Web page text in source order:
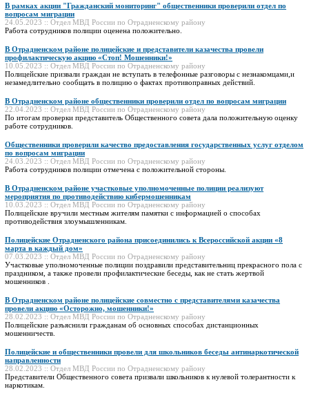
В рамках акции "Гражданский мониторинг" общественники проверили отдел по
вопросам миграции
24.05.2023 :: Отдел МВД России по Отрадненскому району
Работа сотрудников полиции оценена положительно.
В Отрадненском районе полицейские и представители казачества провели
профилактическую акцию «Стоп! Мошенники!»
10.05.2023 :: Отдел МВД России по Отрадненскому району
Полицейские призвали граждан не вступать в телефонные разговоры с незнакомцами,и
незамедлительно сообщать в полицию о фактах противоправных действий.
В Отрадненском районе общественники проверили отдел по вопросам миграции
22.04.2023 :: Отдел МВД России по Отрадненскому району
По итогам проверки представитель Общественного совета дала положительную оценку
работе сотрудников.
Общественники проверили качество предоставления государственных услуг отделом
по вопросам миграции
24.03.2023 :: Отдел МВД России по Отрадненскому району
Работа сотрудников полиции отмечена с положительной стороны.
В Отрадненском районе участковые уполномоченные полиции реализуют
мероприятия по противодействию кибермошенникам
10.03.2023 :: Отдел МВД России по Отрадненскому району
Полицейские вручили местным жителям памятки с информацией о способах
противодействия злоумышленникам.
Полицейские Отрадненского района присоединились к Всероссийской акции «8
марта в каждый дом»
07.03.2023 :: Отдел МВД России по Отрадненскому району
Участковые уполномоченные полиции поздравили представительниц прекрасного пола с
праздником, а также провели профилактические беседы, как не стать жертвой
мошенников .
В Отрадненском районе полицейские совместно с представителями казачества
провели акцию «Осторожно, мошенники!»
28.02.2023 :: Отдел МВД России по Отрадненскому району
Полицейские разъяснили гражданам об основных способах дистанционных
мошенничеств.
Полицейские и общественники провели для школьников беседы антинаркотической
направленности
28.02.2023 :: Отдел МВД России по Отрадненскому району
Представители Общественного совета призвали школьников к нулевой толерантности к
наркотикам.